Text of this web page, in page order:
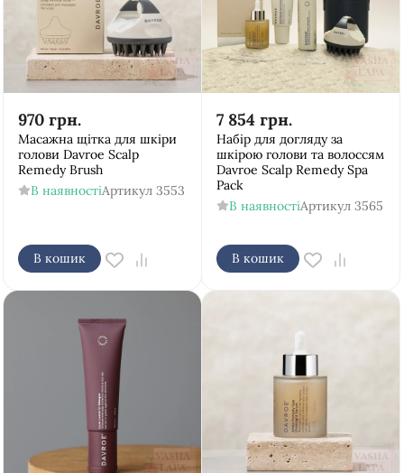
970 грн.
Масажна щітка для шкіри
голови Davroe Scalp
Remedy Brush
В наявностіАртикул 3553
В кошик
7 854 грн.
Набір для догляду за
шкірою голови та волоссям
Davroe Scalp Remedy Spa
Pack
В наявностіАртикул 3565
В кошик